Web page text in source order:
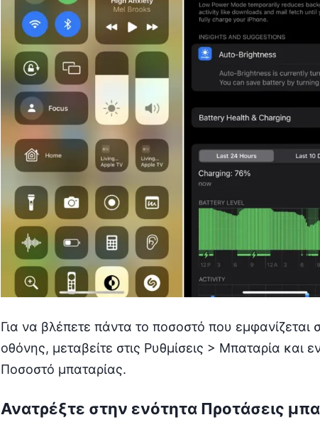
Για να βλέπετε πάντα το ποσοστό που εμφανίζεται
οθόνης, μεταβείτε στις Ρυθμίσεις > Μπαταρία και
Ποσοστό μπαταρίας.
Ανατρέξτε στην ενότητα Προτάσεις